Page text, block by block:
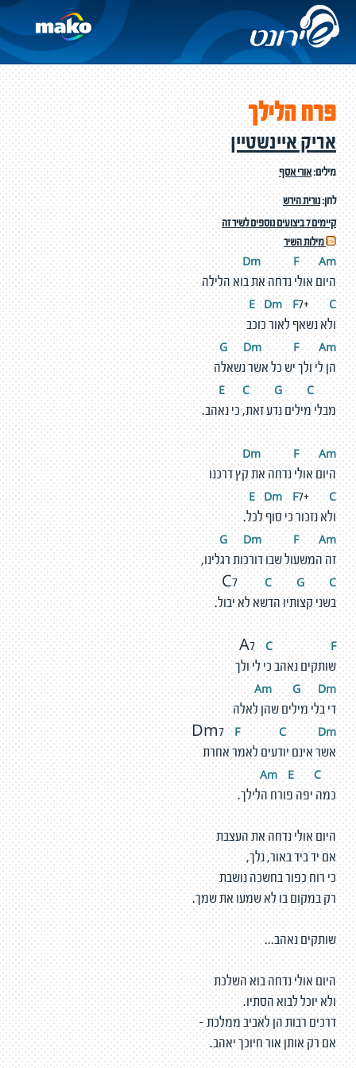
פרח הלילך
אריק איינשטיין
מילים:אורי אסף
לחן:נורית הירש
קיימים 7 ביצועים נוספים לשיר זה
מילות השיר
Dm F Am
היום אולי נדחה את בוא הלילה
E Dm F7+ C
ולא נשאף לאור כוכב
G Dm F Am
הן לי ולך יש כל אשר נשאלה
C G C
מבלי מילים נדע זאת, כי נאהב.
Dm F Am
היום אולי נדחה את קץ דרכנו
E Dm F7+ C
ולא נזכור כי סוף לכל.
G Dm F Am
זה המשעול שבו דורכות רגלינו,
C7
C G C
בשני קצותיו הדשא לא יבול.
A7 C F
שותקים נאהב כי לי ולך
Am G Dm
די בלי מילים שהן לאלה
Dm7
F C Dm
אשר אינם יודעים לאמר אחרת
m E C
כמה יפה פורח הלילך.
היום אולי נדחה את העצבת
אם יד ביד באור, נלך,
כי רוח כפור בחשכה נושבת
רק במקום בו לא שמעו את שמך.
שותקים נאהב...
היום אולי נדחה בוא השלכת
ולא יוכל לבוא הסתיו.
דרכים רבות הן לאביב ממלכת -
אם רק אותן אור חיוכך יאהב.